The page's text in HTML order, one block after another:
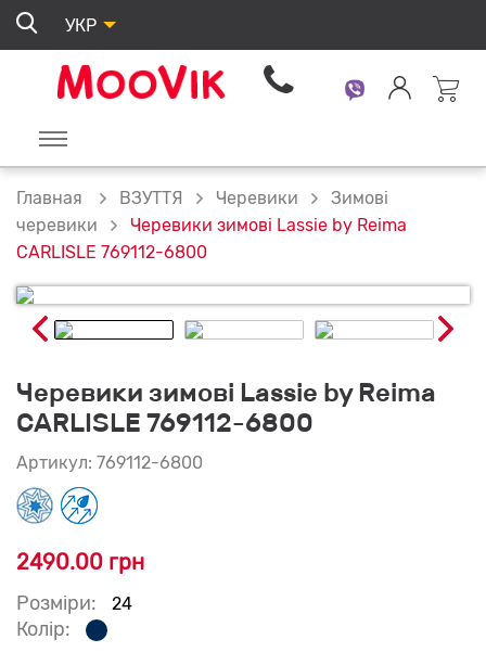
УКР
Главная ВЗУТТЯ Черевики
Зимові
черевики
Черевики зимові Lassie by Reima
CARLISLE 769112-6800
Черевики зимові Lassie by Reima
CARLISLE 769112-6800
Артикул: 769112-6800
2490.00 грн
Розміри: 24
Колір: